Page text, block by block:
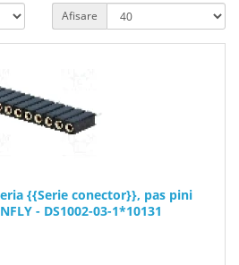
Afisare
{{Serie conector}}, pas pini
- DS1002-03-1*10131